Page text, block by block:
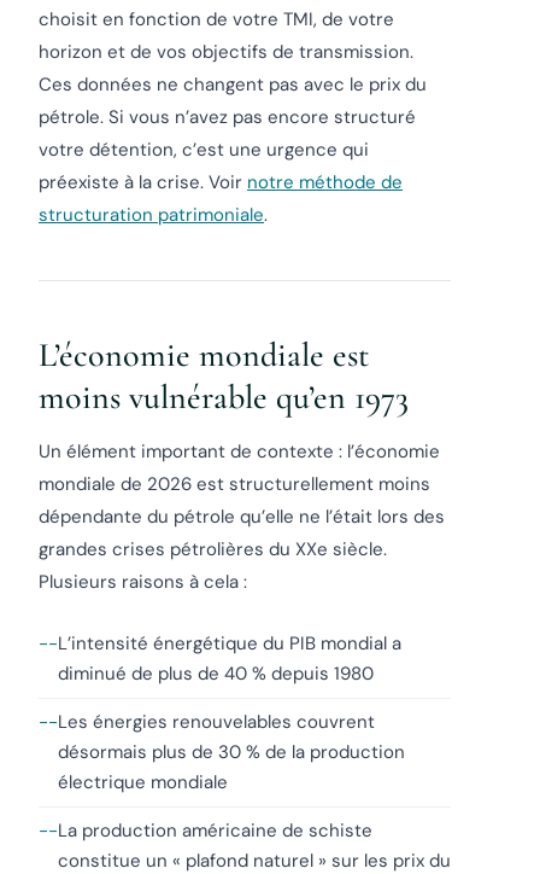
choisit en fonction de votre TMI, de votre
horizon et de vos objectifs de transmission.
Ces données ne changent pas avec le prix du
pétrole. Si vous n’avez pas encore structuré
votre détention, c’est une urgence qui
préexiste à la crise. Voir notre méthode de
structuration patrimoniale.
L’économie mondiale est
moins vulnérable qu’en 1973
Un élément important de contexte : l’économie
mondiale de 2026 est structurellement moins
dépendante du pétrole qu’elle ne l’était lors des
grandes crises pétrolières du XXe siècle.
Plusieurs raisons à cela :
L’intensité énergétique du PIB mondial a
diminué de plus de 40 % depuis 1980
Les énergies renouvelables couvrent
désormais plus de 30 % de la production
électrique mondiale
La production américaine de schiste
constitue un « plafond naturel » sur les prix du